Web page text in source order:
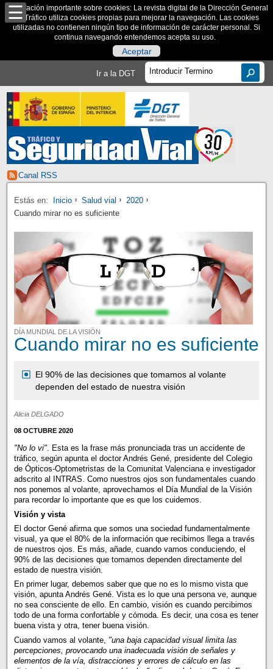
Información importante sobre cookies: La revista digital de la Dirección General
de Tráfico utiliza cookies propias para mejorar la navegación. Las cookies
utilizadas no contienen ningún tipo de información de carácter personal. Si
continua navegando entendemos acepta su uso.
Aceptar
Ir a la DGT
Canal RSS
Estás en: Inicio Salud vial
2020
Cuando mirar no es suficiente
DÍA MUNDIAL DE LA VISIÓN
Cuando mirar no es suficiente
El 90% de las decisiones que tomamos al volante
dependen del estado de nuestra visión
Alicia DELGADO
08 OCTUBRE 2020
"No lo vi". Esta es la frase más pronunciada tras un accidente de
tráfico, según apunta el doctor Andrés Gené, presidente del Colegio
de Ópticos-Optometristas de la Comunitat Valenciana e investigador
adscrito al INTRAS. Como nuestros ojos son fundamentales cuando
nos ponemos al volante, aprovechamos el Día Mundial de la Visión
para recordar lo importante que es que los cuidemos.
Visión y vista
El doctor Gené afirma que somos una sociedad fundamentalmente
visual, ya que el 80% de la información que recibimos llega a través
de nuestros ojos. Es más, añade, cuando vamos conduciendo, el
90% de las decisiones que tomamos dependen directamente del
estado de nuestra visión.
En primer lugar, debemos saber que que no es lo mismo vista que
visión, apunta Andrés Gené. Vista es lo que una persona ve, aunque
no sea consciente de ello. En cambio, visión es cuando percibimos
todo de una forma confortable y cómoda. Es decir, una cosa es tener
buena vista y otra, tener buena visión.
Cuando vamos al volante, "una baja capacidad visual limita las
percepciones, provocando una inadecuada visión de señales y
elementos de la vía, distracciones y errores de cálculo en las